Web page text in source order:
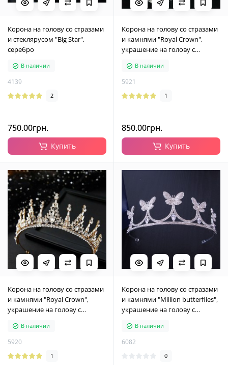
Корона на голову со стразами
и стеклярусом "Big Star",
серебро
В наличии
4139
2
750.00грн.
Купить
Корона на голову со стразами
и камнями "Royal Crown",
украшение на голову с
В наличии
5921
1
850.00грн.
Купить
Корона на голову со стразами
и камнями "Royal Crown",
украшение на голову с
В наличии
5920
1
Корона на голову со стразами
и камнями "Million butterflies",
украшение на голову с
В наличии
6082
0